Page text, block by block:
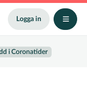
Logga in
i Coronatider